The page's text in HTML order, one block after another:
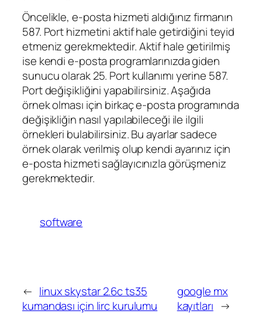
Öncelikle, e-posta hizmeti aldığınız firmanın
587. Port hizmetini aktif hale getirdiğini teyid
etmeniz gerekmektedir. Aktif hale getirilmiş
ise kendi e-posta programlarınızda giden
sunucu olarak 25. Port kullanımı yerine 587.
Port değişikliğini yapabilirsiniz. Aşağıda
örnek olması için birkaç e-posta programında
değişikliğin nasıl yapılabileceği ile ilgili
örnekleri bulabilirsiniz. Bu ayarlar sadece
örnek olarak verilmiş olup kendi ayarınız için
e-posta hizmeti sağlayıcınızla görüşmeniz
gerekmektedir.
software
← linux skystar 2.6c ts35
kumandası için lirc kurulumu
google mx
kayıtları →